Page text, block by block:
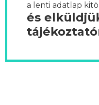
a lenti adatlap
és